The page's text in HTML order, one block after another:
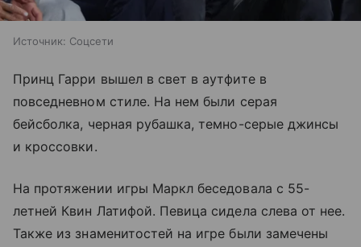
Источник: Соцсети
Принц Гарри вышел в свет в аутфите в
повседневном стиле. На нем были серая
бейсболка, черная рубашка, темно-серые джинсы
и кроссовки.
На протяжении игры Маркл беседовала с 55-
летней Квин Латифой. Певица сидела слева от нее.
Также из знаменитостей на игре были замечены